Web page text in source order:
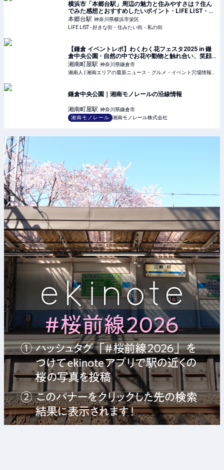
横浜市「本郷台駅」周辺の魅力と住みやすさは？住ん
でみた感想とおすすめしたいポイント - LIFE LIST - 好
きな街・住みたい街・私の街
本郷台駅 神奈川県横浜市栄区
LIFE LIST - 好きな街・住みたい街・私の街
【鎌倉 イベントレポ】わくわく花フェスタ2025 in 鎌
倉中央公園 - 自然の中でお花や動物と触れ合い、笑顔
溢れるイベント！ | 湘南人
湘南町屋駅 神奈川県鎌倉市
鎌倉中央公園｜湘南モノレールの沿線情報
湘南町屋駅 神奈川県鎌倉市
湘南モノレール
湘南モノレール株式会社